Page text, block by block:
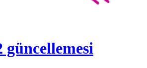
güncellemesi